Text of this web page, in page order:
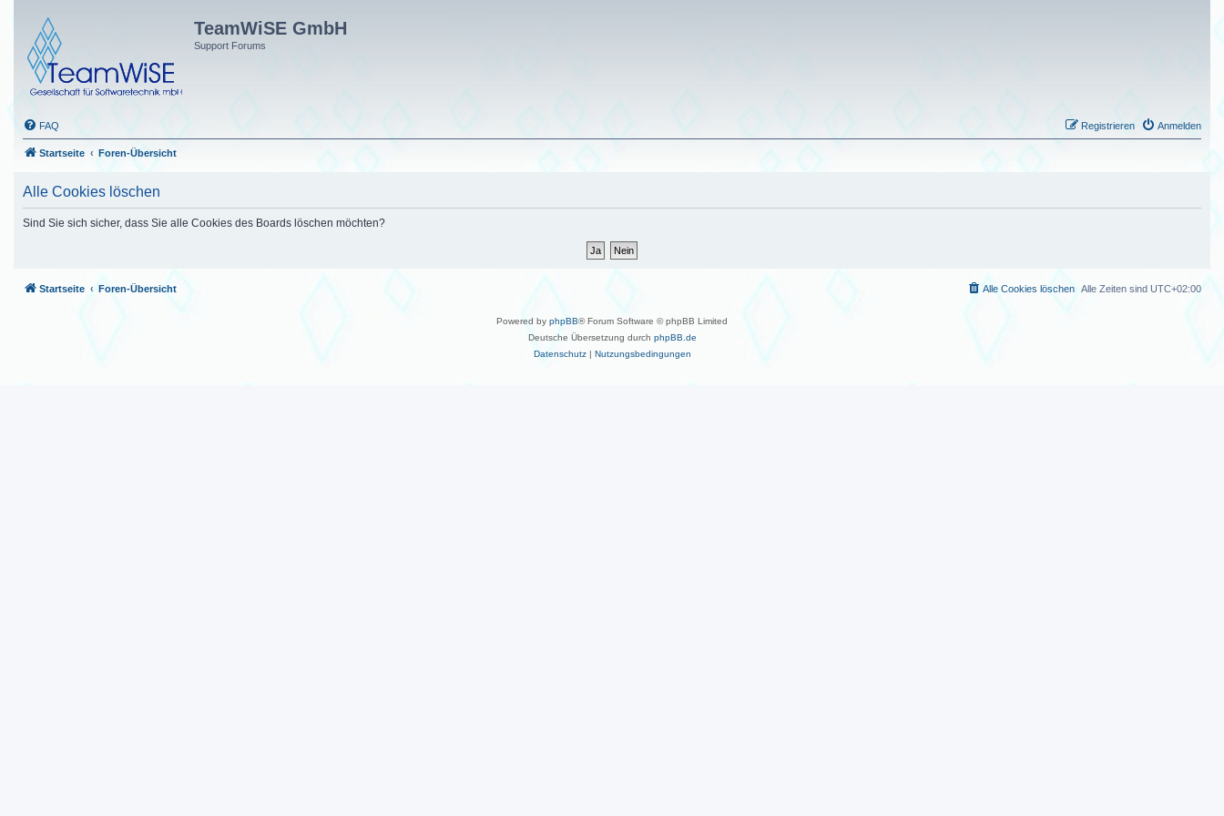
TeamWiSE GmbH
Support Forums
FAQ Anmelden
Registrieren
Startseite Foren-Übersicht
Alle Cookies löschen
Sind Sie sich sicher, dass Sie alle Cookies des Boards löschen möchten?
Startseite Foren-Übersicht Alle Zeiten sind UTC+02:00
Alle Cookies löschen
Powered by phpBB® Forum Software © phpBB Limited
Deutsche Übersetzung durch phpBB.de
Datenschutz| Nutzungsbedingungen